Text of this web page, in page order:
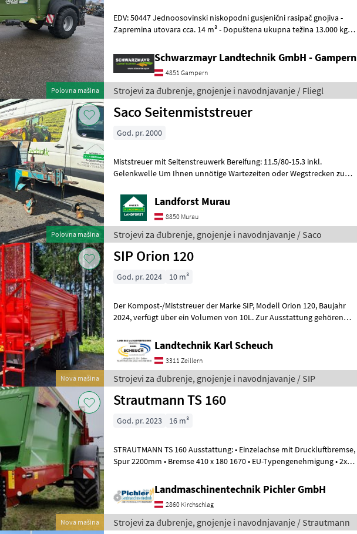
Polovna mašina
EDV: 50447 Jednoosovinski niskopodni gusjenični rasipač gnojiva -
Zapremina utovara cca. 14 m³ - Dopuštena ukupna težina 13.000 kg
Schwarzmayr Landtechnik GmbH - Gampern
4851 Gampern
Strojevi za đubrenje, gnojenje i navodnjavanje / Fliegl
Polovna mašina
Saco Seitenmiststreuer
God. pr. 2000
Miststreuer mit Seitenstreuwerk Bereifung: 11.5/80-15.3 inkl.
Gelenkwelle Um Ihnen unnötige Wartezeiten oder Wegstrecken zu
Landforst Murau
8850 Murau
Strojevi za đubrenje, gnojenje i navodnjavanje / Saco
Nova mašina
SIP Orion 120
God. pr. 2024 10 m³
Der Kompost-/Miststreuer der Marke SIP, Modell Orion 120, Baujahr
2024, verfügt über ein Volumen von 10L. Zur Ausstattung gehören
Landtechnik Karl Scheuch
3311 Zeillern
Strojevi za đubrenje, gnojenje i navodnjavanje / SIP
Nova mašina
Strautmann TS 160
God. pr. 2023 16 m³
STRAUTMANN TS 160 Ausstattung: • Einzelachse mit Druckluftbremse,
Spur 2200mm • Bremse 410 x 180 1670 • EU-Typengenehmigung • 2x
Landmaschinentechnik Pichler GmbH
2860 Kirchschlag
Strojevi za đubrenje, gnojenje i navodnjavanje / Strautmann